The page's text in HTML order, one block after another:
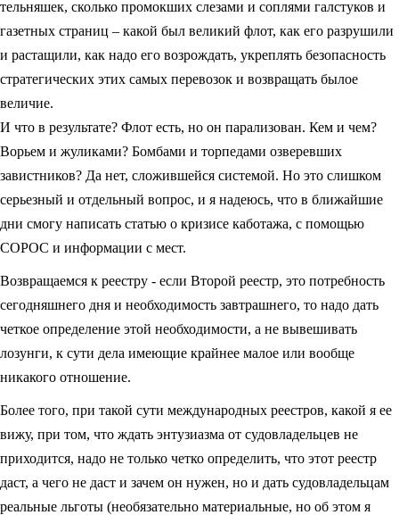
тельняшек, сколько промокших слезами и соплями галстуков и
газетных страниц – какой был великий флот, как его разрушили
и растащили, как надо его возрождать, укреплять безопасность
стратегических этих самых перевозок и возвращать былое
величие.
И что в результате? Флот есть, но он парализован. Кем и чем?
Ворьем и жуликами? Бомбами и торпедами озверевших
завистников? Да нет, сложившейся системой. Но это слишком
серьезный и отдельный вопрос, и я надеюсь, что в ближайшие
дни смогу написать статью о кризисе каботажа, с помощью
СОРОС и информации с мест.
Возвращаемся к реестру - если Второй реестр, это потребность
сегодняшнего дня и необходимость завтрашнего, то надо дать
четкое определение этой необходимости, а не вывешивать
лозунги, к сути дела имеющие крайнее малое или вообще
никакого отношение.
Более того, при такой сути международных реестров, какой я ее
вижу, при том, что ждать энтузиазма от судовладельцев не
приходится, надо не только четко определить, что этот реестр
даст, а чего не даст и зачем он нужен, но и дать судовладельцам
реальные льготы (необязательно материальные, но об этом я